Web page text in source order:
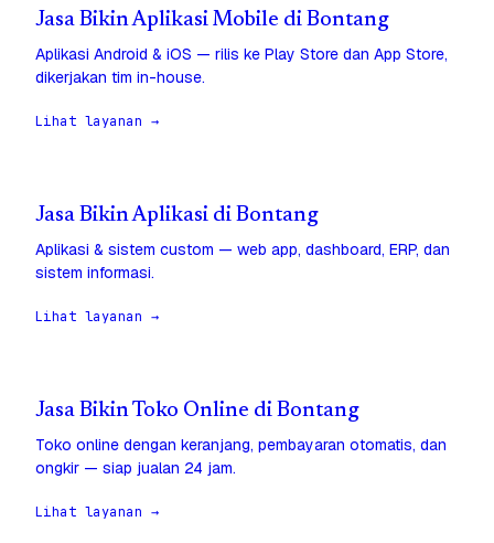
Jasa Bikin Aplikasi Mobile di Bontang
Aplikasi Android & iOS — rilis ke Play Store dan App Store,
dikerjakan tim in-house.
Lihat layanan →
Jasa Bikin Aplikasi di Bontang
Aplikasi & sistem custom — web app, dashboard, ERP, dan
sistem informasi.
Lihat layanan →
Jasa Bikin Toko Online di Bontang
Toko online dengan keranjang, pembayaran otomatis, dan
ongkir — siap jualan 24 jam.
Lihat layanan →